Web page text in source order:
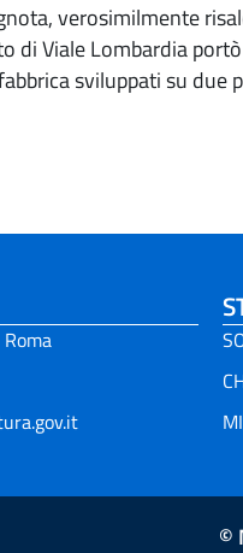
verosimilmente
di Viale Lombardia
sviluppati su
©